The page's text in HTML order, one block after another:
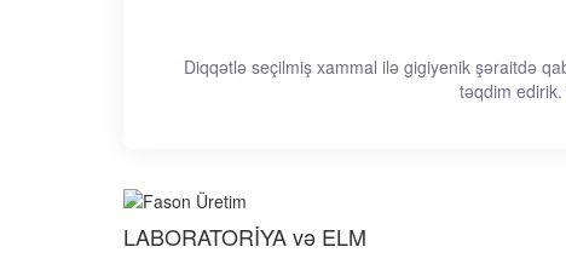
Diqqətlə seçilmiş xammal ilə gigiyenik şəraitdə
təqdim
LABORATORİYA və ELM